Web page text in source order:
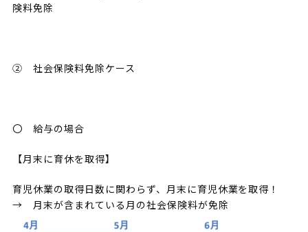
険料免除
② 社会保険料免除ケース
〇 給与の場合
【月末に育休を取得】
育児休業の取得日数に関わらず、月末に育児休業を取得！
→ 月末が含まれている月の社会保険料が免除